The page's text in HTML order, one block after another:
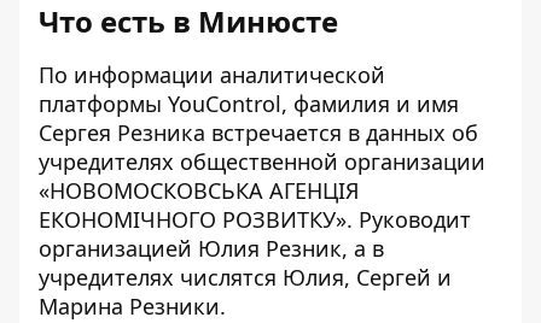
Что есть в Минюсте
По информации аналитической
платформы YouControl, фамилия и имя
Сергея Резника встречается в данных об
учредителях общественной организации
«НОВОМОСКОВСЬКА АГЕНЦІЯ
ЕКОНОМІЧНОГО РОЗВИТКУ». Руководит
организацией Юлия Резник, а в
учредителях числятся Юлия, Сергей и
Марина Резники.